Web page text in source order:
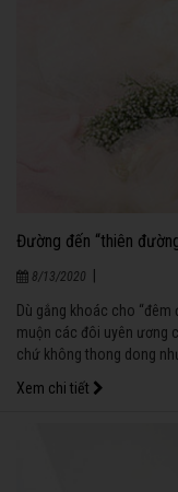
Đường đến “thiên
8/13/2020
Dù gắng khoác cho
muộn các đôi uyên ương
chứ không thong dong
Xem chi tiết